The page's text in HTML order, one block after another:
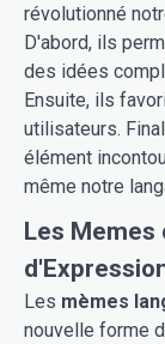
révolutionné
D'abord, ils
des idées
Ensuite, ils
utilisateurs.
élément
même notre
Les Memes
Les mèmes
nouvelle forme